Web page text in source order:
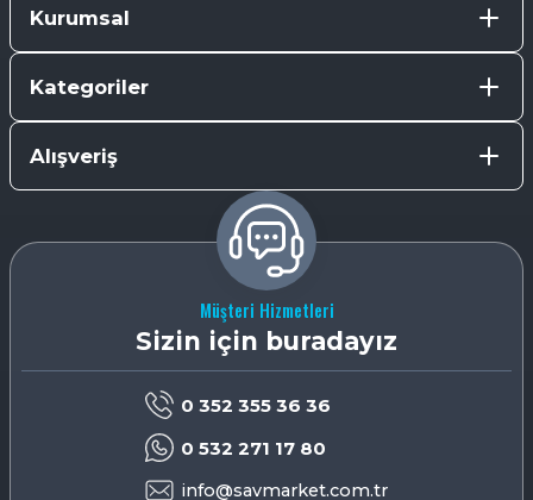
Kurumsal
Kategoriler
Alışveriş
Müşteri Hizmetleri
Sizin için buradayız
0 352 355 36 36
0 532 271 17 80
info@savmarket.com.tr